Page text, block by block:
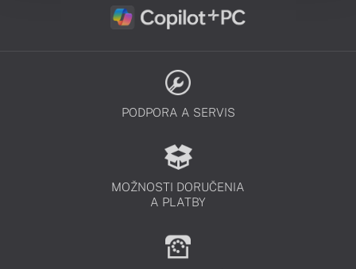
PODPORA A SERVIS
MOŽNOSTI DORUČENIA
A PLATBY